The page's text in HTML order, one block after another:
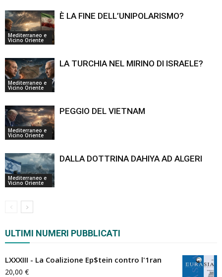
Mediterraneo e
Vicino Oriente
È LA FINE DELL’UNIPOLARISMO?
Mediterraneo e
Vicino Oriente
LA TURCHIA NEL MIRINO DI ISRAELE?
Mediterraneo e
Vicino Oriente
PEGGIO DEL VIETNAM
Mediterraneo e
Vicino Oriente
DALLA DOTTRINA DAHIYA AD ALGERI
ULTIMI NUMERI PUBBLICATI
LXXXIII - La Coalizione Ep$tein contro l'1ran
20,00 €